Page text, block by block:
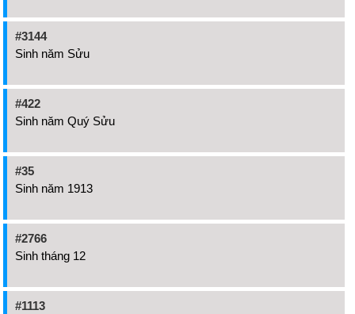
#3144
Sinh năm Sửu
#422
Sinh năm Quý Sửu
#35
Sinh năm 1913
#2766
Sinh tháng 12
#1113